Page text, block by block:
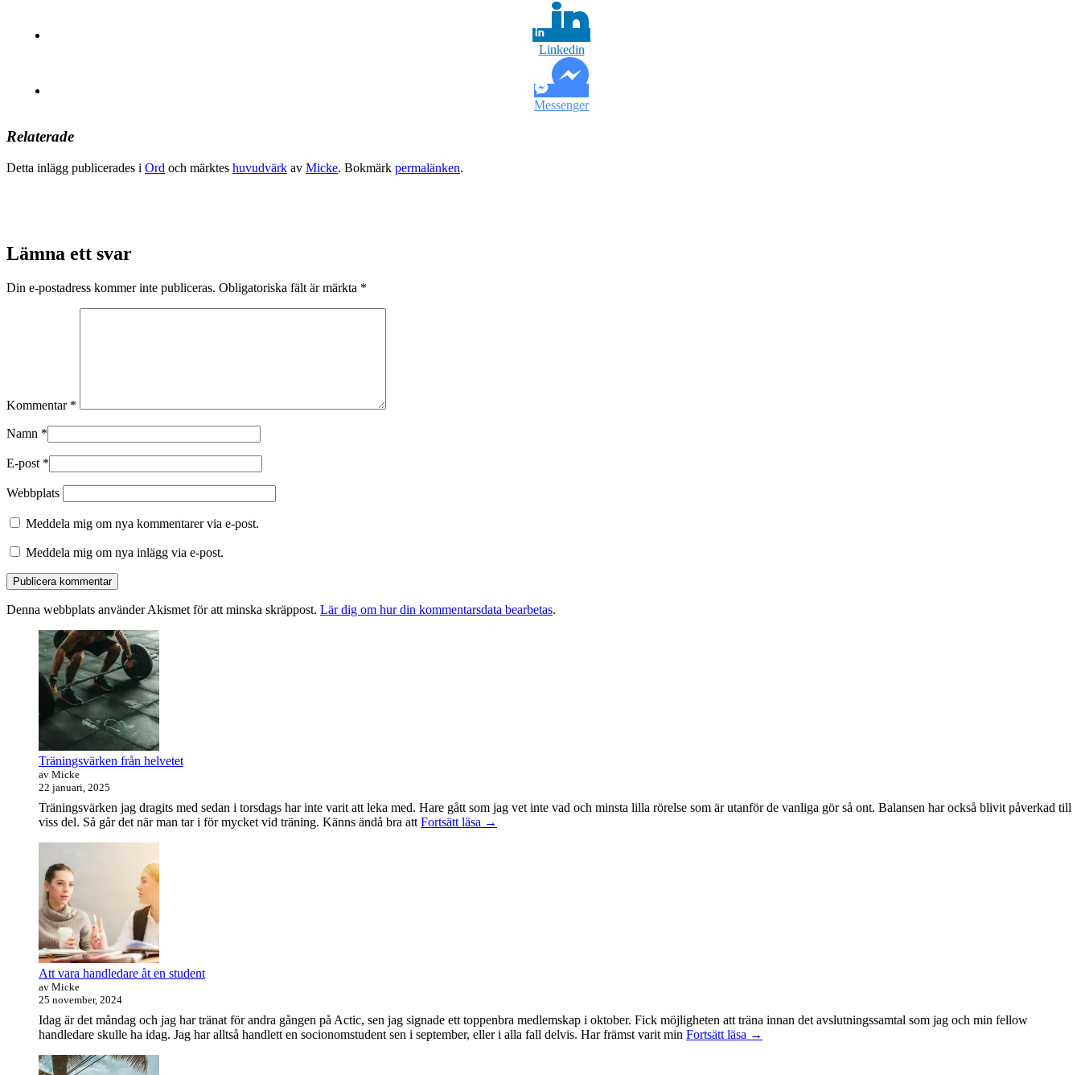
Linkedin
Messenger
Relaterade
Detta inlägg publicerades i Ord och märktes huvudvärk av Micke. Bokmärk permalänken.
Lämna ett svar
Din e-postadress kommer inte publiceras. Obligatoriska fält är märkta *
Kommentar *
Namn *
E-post *
Webbplats
Meddela mig om nya kommentarer via e-post.
Meddela mig om nya inlägg via e-post.
Denna webbplats använder Akismet för att minska skräppost. Lär dig om hur din kommentarsdata bearbetas.
Primära
sidofältet
Widget
område
Träningsvärken från helvetet
av Micke
22 januari, 2025
Träningsvärken jag dragits med sedan i torsdags har inte varit att leka med. Hare gått som jag vet inte vad och minsta lilla rörelse som är utanför de vanliga gör så ont. Balansen har också blivit påverkad till
viss del. Så går det när man tar i för mycket vid träning. Känns ändå bra att Fortsätt läsa Träningsvärken
→
Att vara handledare åt en student
av Micke
25 november, 2024
Idag är det måndag och jag har tränat för andra gången på Actic, sen jag signade ett toppenbra medlemskap i oktober. Fick möjligheten att träna innan det avslutningssamtal som jag och min fellow
handledare skulle ha idag. Jag har alltså handlett en socionomstudent sen i september, eller i alla fall delvis. Har främst varit min Fortsätt läsa Att
→